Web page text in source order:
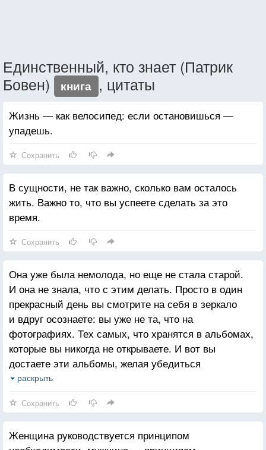
Единственный, кто знает (Патрик
Бовен)
книга , цитаты
Жизнь — как велосипед: если остановишься —
упадешь.
Сохранить
В сущности, не так важно, сколько вам осталось
жить. Важно то, что вы успеете сделать за это
время.
Сохранить
Она уже была немолода, но еще не стала старой.
И она не знала, что с этим делать. Просто в один
прекрасный день вы смотрите на себя в зеркало
и вдруг осознаете: вы уже не та, что на
фотографиях. Тех самых, что хранятся в альбомах,
которые вы никогда не открываете. И вот вы
достаете эти альбомы, желая убедиться
в истинности своего недавнего открытия. И эта
раскрыть
Сохранить
Женщина руководствуется принципом